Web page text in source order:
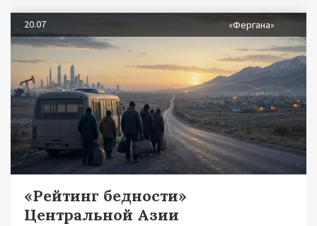
20.07 «Фергана»
«Рейтинг бедности»
Центральной Азии